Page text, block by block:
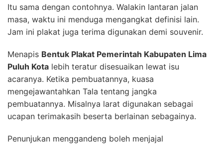
Itu sama dengan contohnya. Walakin lantaran jalan
masa, waktu ini menduga mengangkat definisi lain.
Jam ini plakat juga terima digunakan demi souvenir.
Menapis Bentuk Plakat Pemerintah Kabupaten Lima
Puluh Kota lebih teratur disesuaikan lewat isu
acaranya. Ketika pembuatannya, kuasa
mengejawantahkan Tala tentang jangka
pembuatannya. Misalnya larat digunakan sebagai
ucapan terimakasih beserta berlainan sebagainya.
Penunjukan menggandeng boleh menjajal